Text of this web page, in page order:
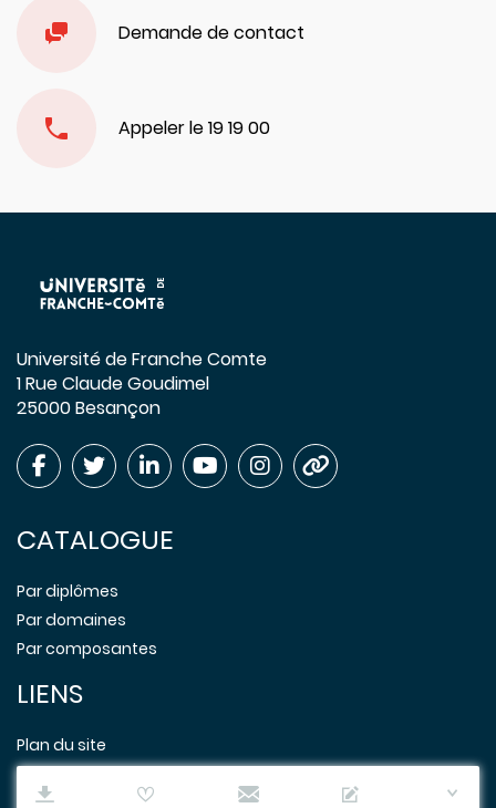
Demande de contact
Appeler le 19 19 00
Université de Franche Comte
1 Rue Claude Goudimel
25000 Besançon
CATALOGUE
Par diplômes
Par domaines
Par composantes
LIENS
Plan du site